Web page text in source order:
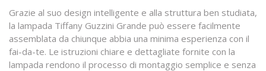
Grazie al suo design intelligente e alla struttura ben studiata,
la lampada Tiffany Guzzini Grande può essere facilmente
assemblata da chiunque abbia una minima esperienza con il
fai-da-te. Le istruzioni chiare e dettagliate fornite con la
lampada rendono il processo di montaggio semplice e senza